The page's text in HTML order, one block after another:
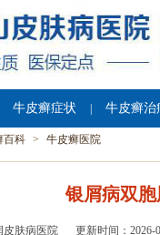
牛皮癣症状 牛皮癣治
百科 > 牛皮癣医院
银屑病双胞
皮肤病医院 更新时间：2026-